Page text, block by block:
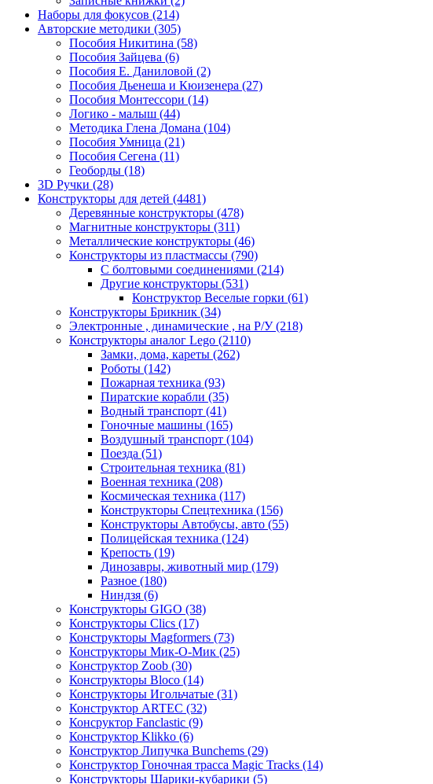
Наборы для фокусов (214)
Авторские методики (305)
Пособия Никитина (58)
Пособия Зайцева (6)
Пособия Е. Даниловой (2)
Пособия Дьенеша и Кюизенера (27)
Пособия Монтессори (14)
Логико - малыш (44)
Методика Глена Домана (104)
Пособия Умница (21)
Пособия Сегена (11)
Геоборды (18)
3D Ручки (28)
Конструкторы для детей (4481)
Деревянные конструкторы (478)
Магнитные конструкторы (311)
Металлические конструкторы (46)
Конструкторы из пластмассы (790)
С болтовыми соединениями (214)
Другие конструкторы (531)
Конструктор Веселые горки (61)
Конструкторы Брикник (34)
Электронные , динамические , на Р/У(218)
Конструкторы аналог Lego (2110)
Замки, дома, кареты (262)
Роботы (142)
Пожарная техника (93)
Пиратские корабли (35)
Водный транспорт (41)
Гоночные машины (165)
Воздушный транспорт (104)
Поезда (51)
Строительная техника (81)
Военная техника (208)
Космическая техника (117)
Конструкторы Спецтехника (156)
Конструкторы Автобусы, авто (55)
Полицейская техника (124)
Крепость (19)
Динозавры, животный мир (179)
Разное (180)
Ниндзя (6)
Конструкторы GIGO (38)
Конструкторы Clics (17)
Конструкторы Magformers (73)
Конструкторы Мик-О-Мик (25)
Конструктор Zoob (30)
Конструкторы Bloco (14)
Конструкторы Игольчатые (31)
Конструктор ARTEC (32)
Консруктор Fanclastic (9)
Конструктор Klikko (6)
Конструктор Липучка Bunchems (29)
Конструктор Гоночная трасса Magic Tracks (14)
Конструкторы Шарики-кубарики (5)